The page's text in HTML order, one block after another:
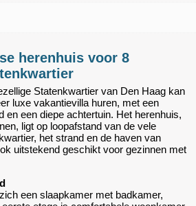
herenhuis voor 8
Statenkwartier van Den Haag kan
luxe vakantievilla huren, met een
en een diepe achtertuin. Het herenhuis,
ligt op loopafstand van de vele
het strand en de haven van
uitstekend geschikt voor gezinnen met
een slaapkamer met badkamer,